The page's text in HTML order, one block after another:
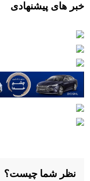
خبر های پیشنهادی
نظر شما چیست؟